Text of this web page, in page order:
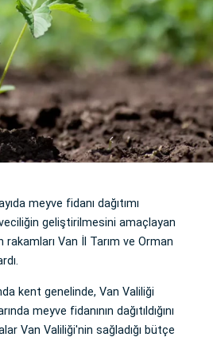
meyve fidanı dağıtımı
geliştirilmesini amaçlayan
Van İl Tarım ve Orman
kent genelinde, Van Valiliği
meyve fidanının dağıtıldığını
Van Valiliği'nin sağladığı bütçe